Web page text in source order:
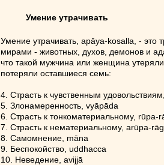
Умение утрачивать
Умение утрачивать, apāya-kosalla, -
мирами - животных, духов, демонов и
что такой мужчина или женщина
потеряли оставшиеся семь:
4. Страсть к чувственным
5. Злонамеренность, vyāpāda
6. Страсть к тонкоматериальному, rūpa-
7. Страсть к нематериальному, arūpa-
8. Самомнение, māna
9. Беспокойство, uddhacca
10. Неведение, avijjā